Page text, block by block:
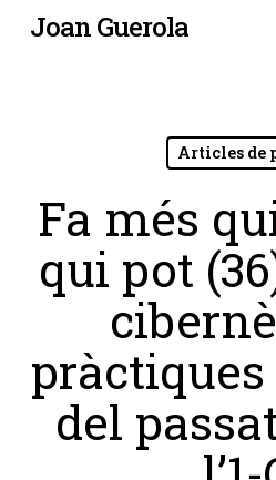
SkipJoan Guerola
Articles de
Fa més
qui pot
del